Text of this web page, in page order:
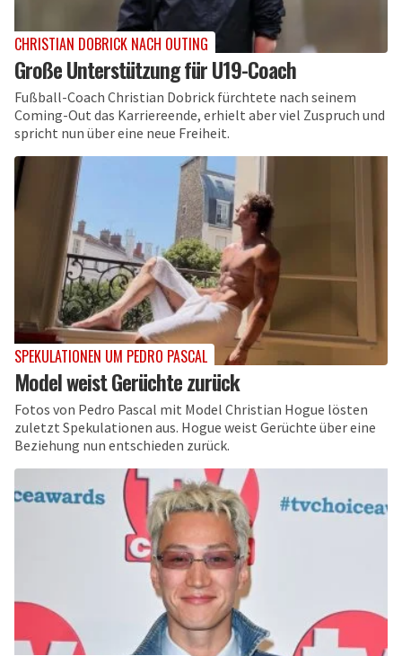
CHRISTIAN DOBRICK NACH OUTING
Große Unterstützung für U19-Coach
Fußball-Coach Christian Dobrick fürchtete nach seinem
Coming-Out das Karriereende, erhielt aber viel Zuspruch und
spricht nun über eine neue Freiheit.
SPEKULATIONEN UM PEDRO PASCAL
Model weist Gerüchte zurück
Fotos von Pedro Pascal mit Model Christian Hogue lösten
zuletzt Spekulationen aus. Hogue weist Gerüchte über eine
Beziehung nun entschieden zurück.